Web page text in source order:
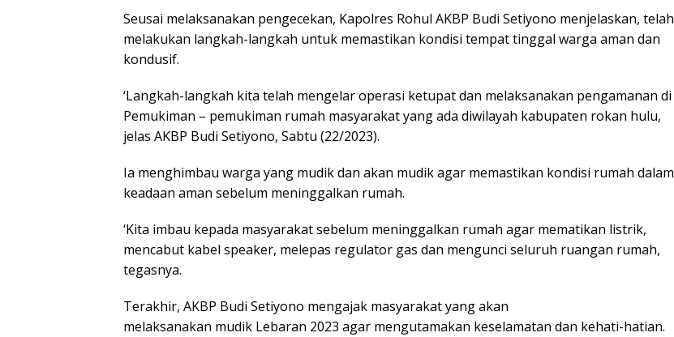
Seusai melaksanakan pengecekan, Kapolres Rohul AKBP Budi Setiyono menjelaskan, telah
melakukan langkah-langkah untuk memastikan kondisi tempat tinggal warga aman dan
kondusif.
‘Langkah-langkah kita telah mengelar operasi ketupat dan melaksanakan pengamanan di
Pemukiman – pemukiman rumah masyarakat yang ada diwilayah kabupaten rokan hulu,
jelas AKBP Budi Setiyono, Sabtu (22/2023).
Ia menghimbau warga yang mudik dan akan mudik agar memastikan kondisi rumah dalam
keadaan aman sebelum meninggalkan rumah.
‘Kita imbau kepada masyarakat sebelum meninggalkan rumah agar mematikan listrik,
mencabut kabel speaker, melepas regulator gas dan mengunci seluruh ruangan rumah,
tegasnya.
Terakhir, AKBP Budi Setiyono mengajak masyarakat yang akan
melaksanakan mudik Lebaran 2023 agar mengutamakan keselamatan dan kehati-hatian.